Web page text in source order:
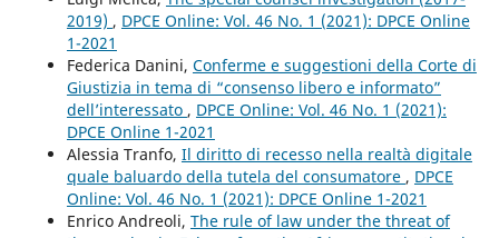
2019) , DPCE Online: Vol. 46 No. 1 (2021): DPCE Online
1-2021
Federica Danini, Conferme e suggestioni della Corte di
Giustizia in tema di “consenso libero e informato”
dell’interessato , DPCE Online: Vol. 46 No. 1 (2021):
DPCE Online 1-2021
Alessia Tranfo, Il diritto di recesso nella realtà digitale
quale baluardo della tutela del consumatore , DPCE
Online: Vol. 46 No. 1 (2021): DPCE Online 1-2021
Enrico Andreoli, The rule of law under the threat of